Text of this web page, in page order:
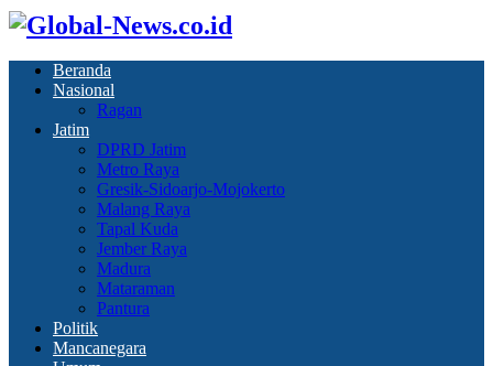
Beranda
Nasional
Ragan
Jatim
DPRD Jatim
Metro Raya
Gresik-Sidoarjo-Mojokerto
Malang Raya
Tapal Kuda
Jember Raya
Madura
Mataraman
Pantura
Politik
Mancanegara